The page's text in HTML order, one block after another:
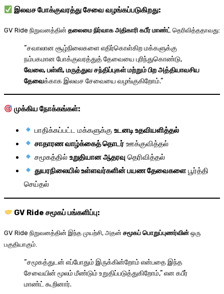
இலவச போக்குவரத்து சேவை வழங்கப்படுகிறது:
GV Ride நிறுவனத்தின் தலைமை நிர்வாக அதிகாரி கபீர் மாண்ட் தெரிவித்ததாவது:
“சவாலான சூழ்நிலைகளை எதிர்கொள்கிற மக்களுக்கு
நம்பகமான போக்குவரத்துத் தேவையை புரிந்துகொண்டு,
வேலை, பள்ளி, மருத்துவ சந்திப்புகள் மற்றும் பிற அத்தியாவசிய
தேவைக்காக இலவச சேவையை வழங்குகிறோம்.”
முக்கிய நோக்கங்கள்:
பாதிக்கப்பட்ட மக்களுக்குஉடனடி உதவியளித்தல்
சாதாரண வாழ்க்கைத் தொடர் ஊக்குவித்தல்
சமூகத்தில்உறுதியான ஆதரவு தெரிவித்தல்
துயரநிலையில் உள்ளவர்களின் பயண தேவைகளைபூர்த்தி
செய்தல்
GV Ride சமூகப் பங்களிப்பு:
GV Ride நிறுவனத்தின் இந்த முயற்சி, அதன் சமூகப் பொறுப்புணர்வின் ஒரு
பகுதியாகும்.
“சமூகத்துடன் எப்போதும் இருக்கின்றோம் என்பதை இந்த
சேவையின் மூலம் மீண்டும் உறுதிப்படுத்துகிறோம்,” என கபீர்
மாண்ட் கூறினார்.